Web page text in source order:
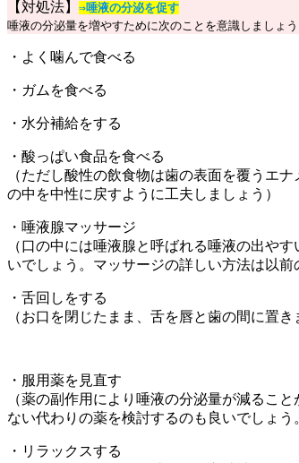
【対処法】 ⇒唾液の分泌を促す
唾液の分泌量を増やすために次のことを意識しましょう
・よく噛んで食べる
・ガムを食べる
・水分補給をする
・酸っぱい食品を食べる
（ただし酸性の飲食物は歯の表面を覆うエ
の中を中性に戻すように工夫しましょう）
・唾液腺マッサージ
（口の中には唾液腺と呼ばれる唾液の出や
いでしょう。マッサージの詳しい方法は以前
・舌回しをする
（お口を閉じたまま、舌を唇と歯の間に置
・服用薬を見直す
（薬の副作用により唾液の分泌量が減るこ
ない代わりの薬を検討するのも良いでしょ
・リラックスする